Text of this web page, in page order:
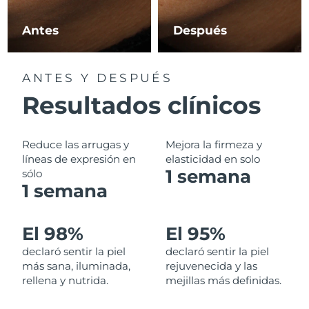
Antes Después
ANTES Y DESPUÉS
Resultados clínicos
Reduce las arrugas y
líneas de expresión en
sólo
1 semana
Mejora la firmeza y
elasticidad en solo
1 semana
El 98%
declaró sentir la piel
más sana, iluminada,
rellena y nutrida.
El 95%
declaró sentir la piel
rejuvenecida y las
mejillas más definidas.
Filipinas Entrega prevista
Portugal Entrega prevista
Catar Entrega prevista09/08/2026
Reunión
Rumanía
Rusia Entrega prevista 16/08/2026
Arabia Saudí Entrega prevista 09/08/2026